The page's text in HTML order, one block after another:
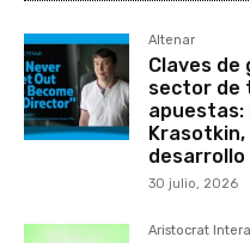
Altenar
Claves de
sector de
apuestas:
30 julio, 2026
Aristocrat